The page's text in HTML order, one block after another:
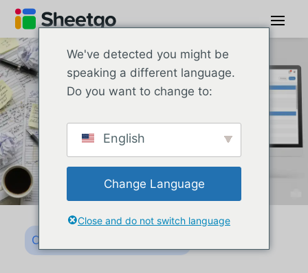
Cómo resolver con Sheetgo
We've detected you might be
speaking a different language.
Do you want to change to:
English
Change Language
Close and do not switch language